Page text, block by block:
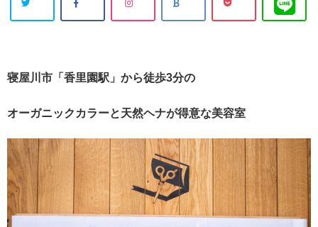
寝屋川市「香里園駅」から徒歩3分の
オーガニックカラーと天然ヘナが得意な美容室